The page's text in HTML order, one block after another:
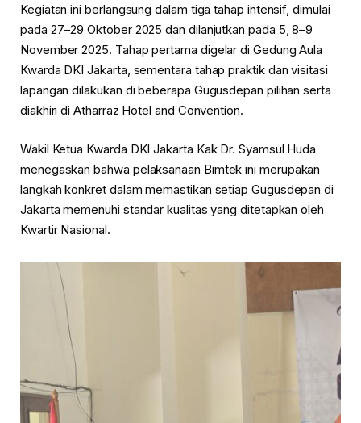
Kegiatan ini berlangsung dalam tiga tahap intensif, dimulai
pada 27–29 Oktober 2025 dan dilanjutkan pada 5, 8–9
November 2025. Tahap pertama digelar di Gedung Aula
Kwarda DKI Jakarta, sementara tahap praktik dan visitasi
lapangan dilakukan di beberapa Gugusdepan pilihan serta
diakhiri di Atharraz Hotel and Convention.
Wakil Ketua Kwarda DKI Jakarta Kak Dr. Syamsul Huda
menegaskan bahwa pelaksanaan Bimtek ini merupakan
langkah konkret dalam memastikan setiap Gugusdepan di
Jakarta memenuhi standar kualitas yang ditetapkan oleh
Kwartir Nasional.